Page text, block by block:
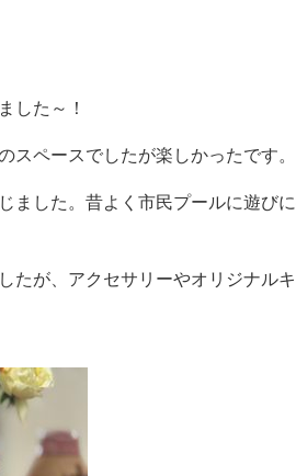
した～！
ペースでしたが楽しかったです。
ました。昔よく市民プールに遊び
が、アクセサリーやオリジナル